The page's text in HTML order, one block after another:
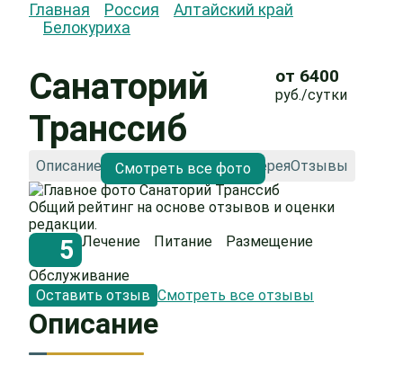
Главная Россия
Алтайский край
Белокуриха
Санаторий
Транссиб
от 6400
руб./сутки
Описание Как добратьсяФотогалереяОтзывы
Смотреть все фото
Общий рейтинг на основе отзывов и оценки
редакции.
5 Лечение Питание
Размещение
Обслуживание
Оставить отзыв Смотреть все отзывы
Описание